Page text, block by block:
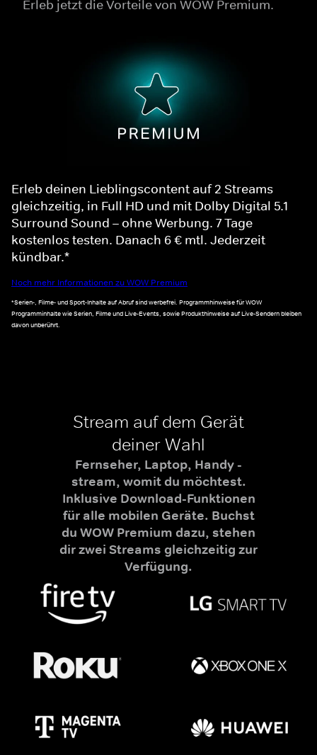
Erleb jetzt die Vorteile von WOW Premium.
Erleb deinen Lieblingscontent auf 2 Streams
gleichzeitig, in Full HD und mit Dolby Digital 5.1
Surround Sound – ohne Werbung. 7 Tage
kostenlos testen. Danach 6 € mtl. Jederzeit
kündbar.*
Noch mehr Informationen zu WOW Premium
*Serien-, Filme- und Sport-Inhalte auf Abruf sind werbefrei. Programmhinweise für WOW
Programminhalte wie Serien, Filme und Live-Events, sowie Produkthinweise auf Live-Sendern bleiben
davon unberührt.
Stream auf dem Gerät
deiner Wahl
Fernseher, Laptop, Handy -
stream, womit du möchtest.
Inklusive Download-Funktionen
für alle mobilen Geräte. Buchst
du WOW Premium dazu, stehen
dir zwei Streams gleichzeitig zur
Verfügung.